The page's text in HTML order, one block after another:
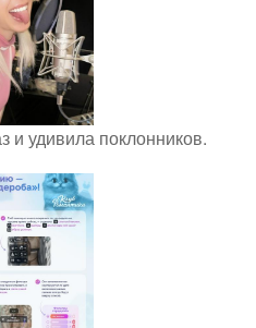
и удивила поклонников.